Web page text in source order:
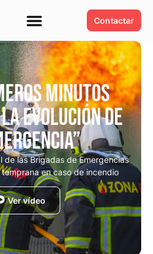
Contactar
minutos
evolución de
de las Brigadas de Emergencias
en caso de incendio
Ver vídeo